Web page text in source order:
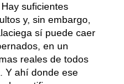
suficientes
y, sin embargo,
sí puede caer
en un
reales de todos
Y ahí donde ese